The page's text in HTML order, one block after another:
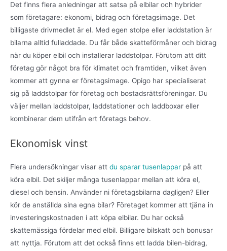
Det finns flera anledningar att satsa på elbilar och hybrider
som företagare: ekonomi, bidrag och företagsimage. Det
billigaste drivmedlet är el. Med egen stolpe eller laddstation är
bilarna alltid fulladdade. Du får både skatteförmåner och bidrag
när du köper elbil och installerar laddstolpar. Förutom att ditt
företag gör något bra för klimatet och framtiden, vilket även
kommer att gynna er företagsimage. Opigo har specialiserat
sig på laddstolpar för företag och bostadsrättsföreningar. Du
väljer mellan laddstolpar, laddstationer och laddboxar eller
kombinerar dem utifrån ert företags behov.
Ekonomisk vinst
Flera undersökningar visar att du sparar tusenlappar på att
köra elbil. Det skiljer många tusenlappar mellan att köra el,
diesel och bensin. Använder ni företagsbilarna dagligen? Eller
kör de anställda sina egna bilar? Företaget kommer att tjäna in
investeringskostnaden i att köpa elbilar. Du har också
skattemässiga fördelar med elbil. Billigare bilskatt och bonusar
att nyttja. Förutom att det också finns ett ladda bilen-bidrag,